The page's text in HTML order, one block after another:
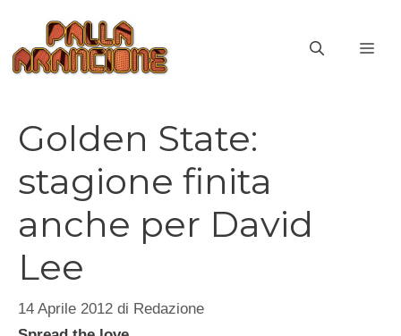
contenuto
Golden State:
stagione finita
anche per David
Lee
14 Aprile 2012 di Redazione